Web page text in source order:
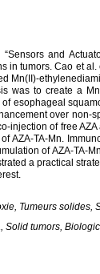
and
in tumors. Cao et
Mn(II)-
was to create a
esophageal
over non-
injection of free
AZA-TA-Mn.
of AZA-TA-
a practical
Tumeurs solides,
Solid tumors,